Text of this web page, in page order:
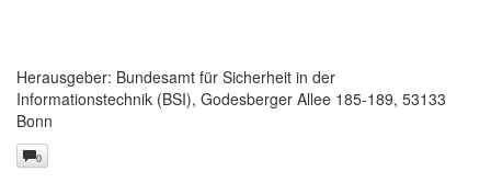
Herausgeber: Bundesamt für Sicherheit in der
Informationstechnik (BSI), Godesberger Allee 185-189, 53133
Bonn
0